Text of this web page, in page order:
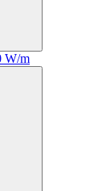
W/m